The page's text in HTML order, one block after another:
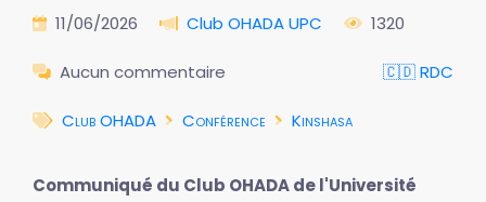
11/06/2026 Club OHADA UPC 1320
Aucun commentaire 🇨🇩 RDC
Club OHADA Conférence Kinshasa
Communiqué du Club OHADA de l'Université